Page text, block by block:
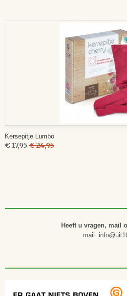
Kersepitje Lumbo
€ 17,95 € 24,95
Heeft u vragen, mail
mail: